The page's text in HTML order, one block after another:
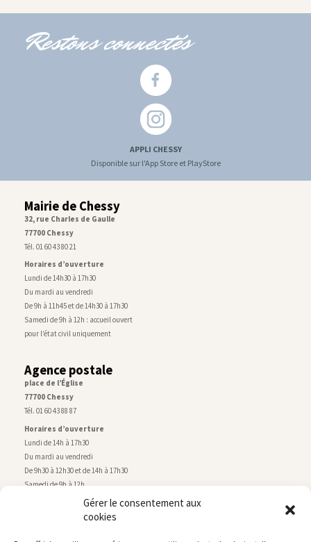
Gérer le consentement aux
cookies
Restons connectés
APPLI CHESSY
Disponible sur l'App Store et PlayStore
Mairie de Chessy
32, rue Charles de Gaulle
77700 Chessy
Tél. 01 60 43 80 21
Horaires d’ouverture
Lundi de 14h30 à 17h30
Du mardi au vendredi
De 9h à 11h45 et de 14h30 à 17h30
Samedi de 9h à 12h : accueil ouvert
pour l’état civil uniquement
Agence postale
place de l’Église
77700 Chessy
Tél. 01 60 43 88 87
Horaires d’ouverture
Lundi de 14h à 17h30
Du mardi au vendredi
De 9h30 à 12h30 et de 14h à 17h30
Samedi de 9h à 12h
Service technique